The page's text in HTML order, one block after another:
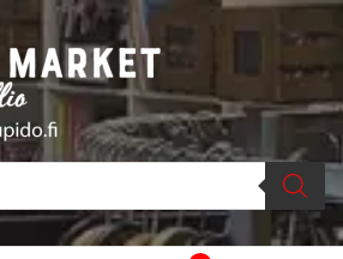
verkossa ja kivijalassa
Stupido Market on vaihtoehtomusaan
erikoistunut verkko- sekä
kivijalkakauppa Helsingissä Kallion
sydämessä.